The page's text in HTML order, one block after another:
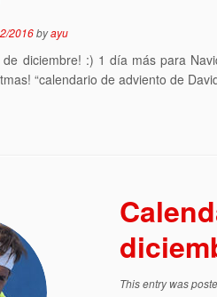
2016byayu
de diciembre! :) 1 día más para
“calendario de adviento de
This entry was